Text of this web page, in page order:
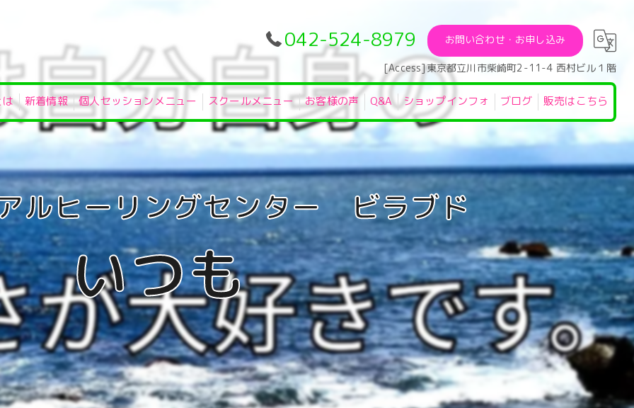
042-524-8979 お問い合わせ・お申し込み
[Access]東京都立川市柴崎町2-11-4 西村ビル１階
は 新着情報 個人セッションメニュー スクールメニュー お客様の声 Q&A ショップインフォ ブログ 販売はこちら
いつも